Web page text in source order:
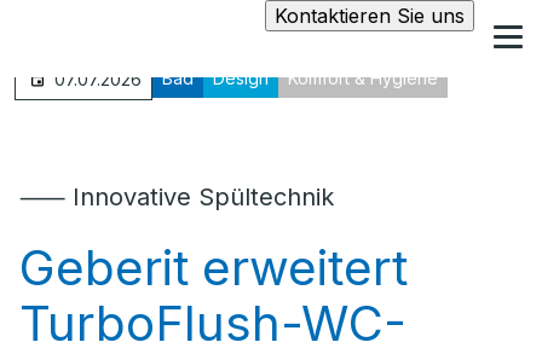
Kontaktieren Sie uns
07.07.2026 Bad Design Komfort & Hygiene
⸺ Innovative Spültechnik
Geberit erweitert
TurboFlush-WC-